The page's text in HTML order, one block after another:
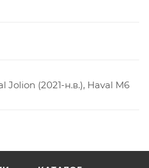
Jolion (2021-н.в.), Haval M6